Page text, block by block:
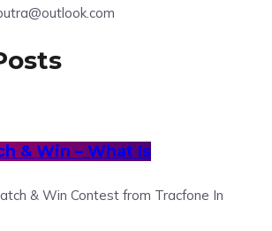
& Win – What Is
& Win Contest from Tracfone In